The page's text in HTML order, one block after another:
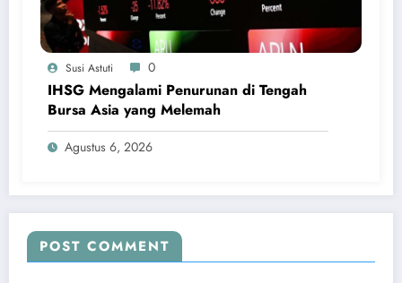
Susi Astuti 0
IHSG Mengalami Penurunan di Tengah
Bursa Asia yang Melemah
Agustus 6, 2026
POST COMMENT